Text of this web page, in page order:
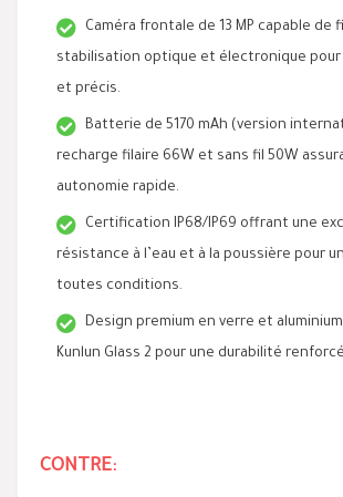
Caméra frontale de 13 MP capable de
stabilisation optique et électronique
et précis.
Batterie de 5170 mAh (version
recharge filaire 66W et sans fil 50W
autonomie rapide.
Certification IP68/IP69 offrant une
résistance à l’eau et à la poussière pour
toutes conditions.
Design premium en verre et
Kunlun Glass 2 pour une durabilité
CONTRE: